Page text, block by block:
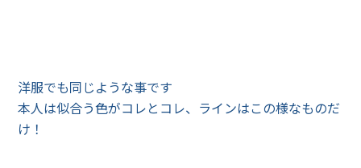
洋服でも同じような事です
本人は似合う色がコレとコレ、ラインはこの様なものだ
け！